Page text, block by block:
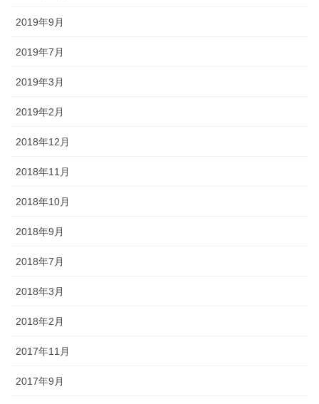
2019年9月
2019年7月
2019年3月
2019年2月
2018年12月
2018年11月
2018年10月
2018年9月
2018年7月
2018年3月
2018年2月
2017年11月
2017年9月